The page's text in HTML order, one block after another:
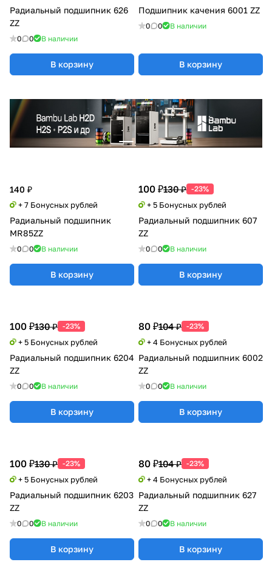
Радиальный подшипник 626
ZZ
0 0 В наличии
В корзину
Подшипник качения 6001 ZZ
0 0 В наличии
В корзину
140 ₽
+ 7 Бонусных рублей
Радиальный подшипник
MR85ZZ
0 0 В наличии
В корзину
100 ₽130 ₽ -23%
+ 5 Бонусных рублей
Радиальный подшипник 607
ZZ
0 0 В наличии
В корзину
100 ₽130 ₽ -23%
+ 5 Бонусных рублей
Радиальный подшипник 6204
ZZ
0 0 В наличии
В корзину
80 ₽104 ₽ -23%
+ 4 Бонусных рублей
Радиальный подшипник 6002
ZZ
0 0 В наличии
В корзину
100 ₽130 ₽ -23%
+ 5 Бонусных рублей
Радиальный подшипник 6203
ZZ
0 0 В наличии
В корзину
80 ₽104 ₽ -23%
+ 4 Бонусных рублей
Радиальный подшипник 627
ZZ
0 0 В наличии
В корзину